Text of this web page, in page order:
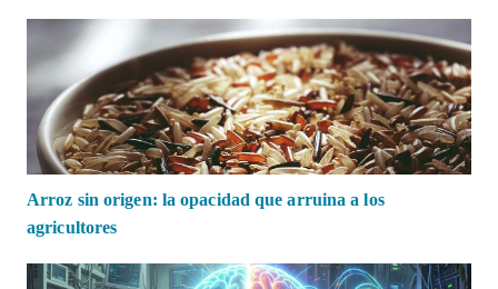
Arroz sin origen: la opacidad que arruina a los
agricultores